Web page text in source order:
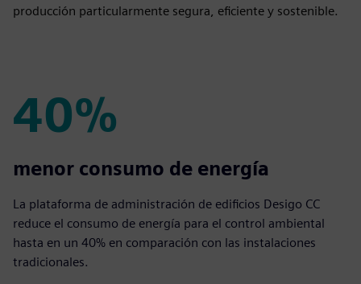
producción particularmente segura, eficiente y sostenible.
40%
40%
menor consumo de energía
La plataforma de administración de edificios Desigo CC
reduce el consumo de energía para el control ambiental
hasta en un 40% en comparación con las instalaciones
tradicionales.